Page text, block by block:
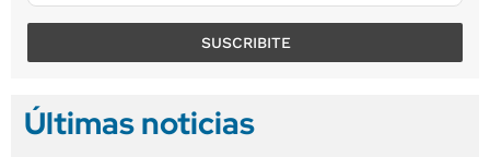
SUSCRIBITE
Últimas noticias